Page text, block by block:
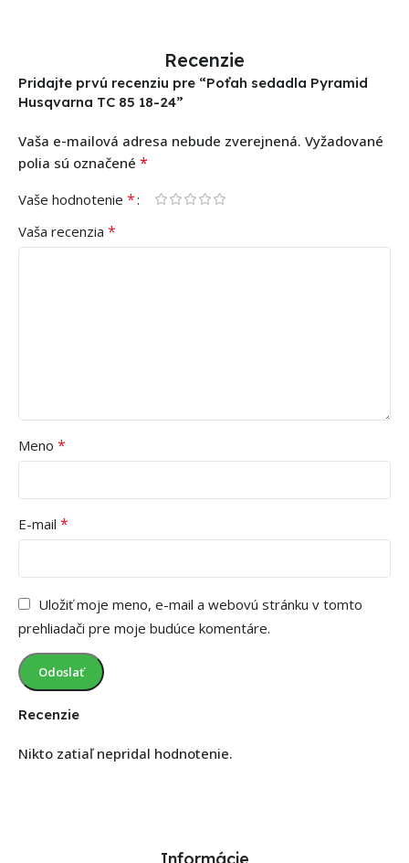
Recenzie
Recenzie
Nikto zatiaľ nepridal hodnotenie.
Pridajte prvú recenziu pre “Poťah sedadla Pyramid
Husqvarna TC 85 18-24”
Vaša e-mailová adresa nebude zverejnená. Vyžadované
polia sú označené *
Vaše hodnotenie *
Vaša recenzia *
Meno *
E-mail *
Uložiť moje meno, e-mail a webovú stránku v tomto
prehliadači pre moje budúce komentáre.